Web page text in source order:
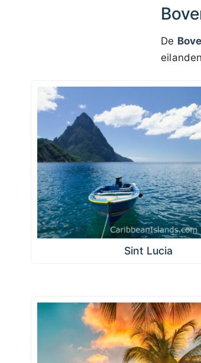
De
Sint Lucia